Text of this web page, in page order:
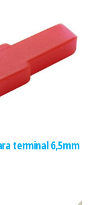
terminal 6,5mm